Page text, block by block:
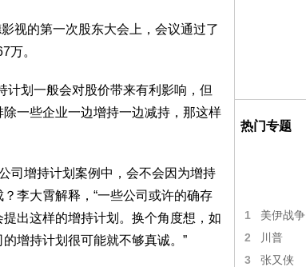
视的第一次股东大会上，会议通过了
万。
计划一般会对股价带来有利影响，但
一些企业一边增持一边减持，那这样
司增持计划案例中，会不会因为增持
李大霄解释，“一些公司或许的确存
出这样的增持计划。换个角度想，如
增持计划很可能就不够真诚。”
热门专题
1 美伊战争
2 川普
3 张又侠